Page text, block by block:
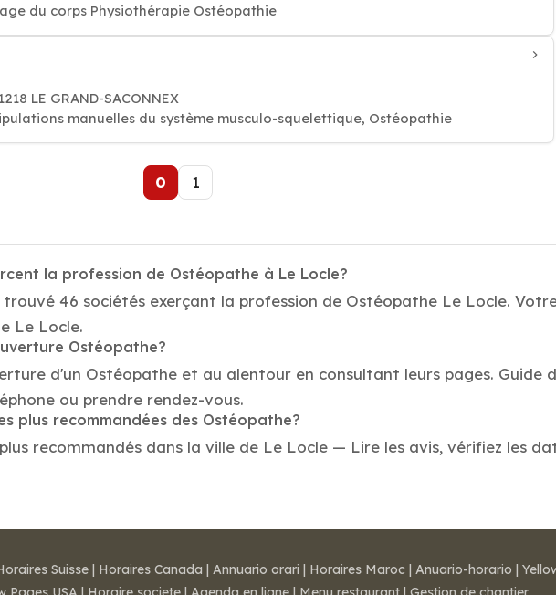
du corps Physiothérapie Ostéopathie
LE GRAND-SACONNEX
manuelles du système musculo-squelettique, Ostéopathie
0 1
la profession de Ostéopathe à Le Locle?
46 sociétés exerçant la profession de Ostéopathe Le Locle.
Le Locle.
Ostéopathe?
d'un Ostéopathe et au alentour en consultant leurs pages. Guide
ou prendre rendez-vous.
plus recommandées des Ostéopathe?
recommandés dans la ville de Le Locle — Lire les avis, vérifiez les
Suisse | Horaires Canada | Annuario orari | Horaires Maroc | Anuario-horario |